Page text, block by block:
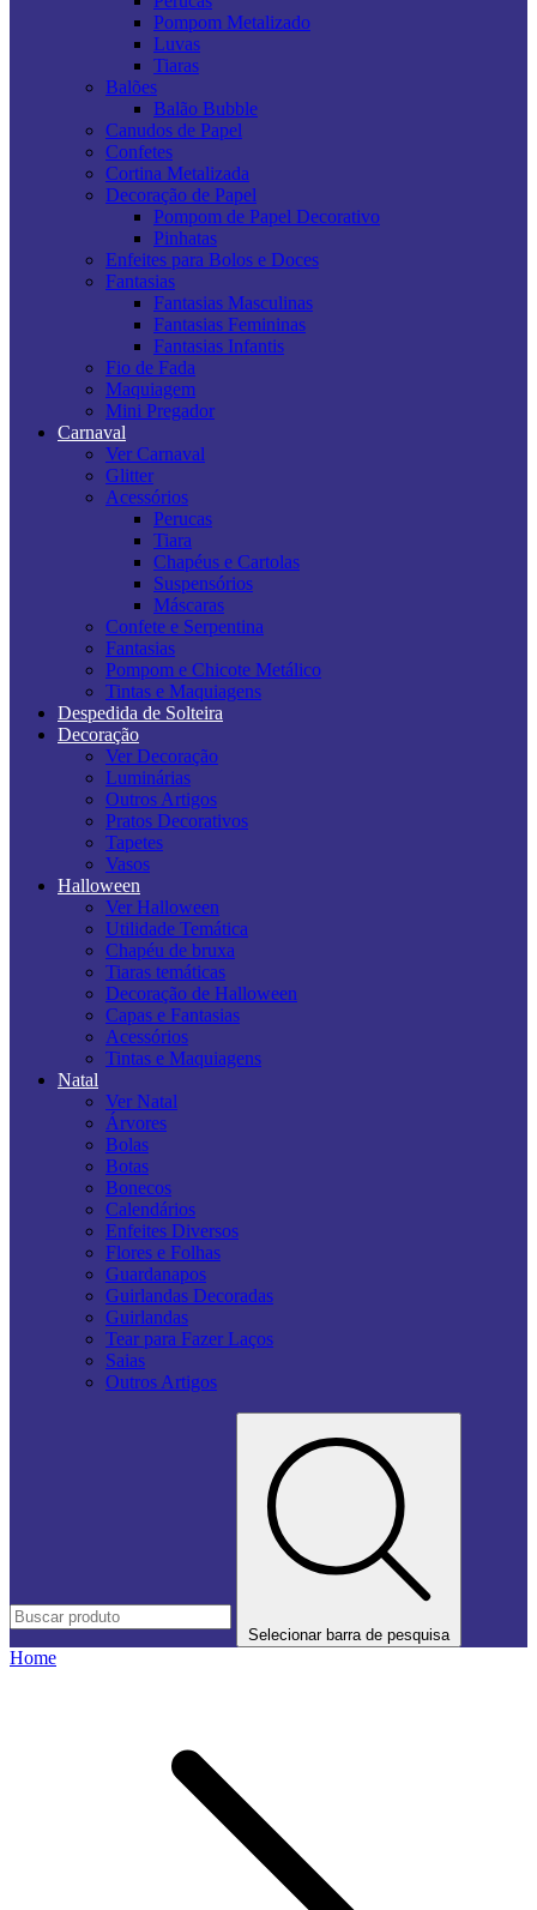
Pompom Metalizado
Luvas
Tiaras
Balões
Balão Bubble
Canudos de Papel
Confetes
Cortina Metalizada
Decoração de Papel
Pompom de Papel Decorativo
Pinhatas
Enfeites para Bolos e Doces
Fantasias
Fantasias Masculinas
Fantasias Femininas
Fantasias Infantis
Fio de Fada
Maquiagem
Mini Pregador
Carnaval
Ver Carnaval
Glitter
Acessórios
Perucas
Tiara
Chapéus e Cartolas
Suspensórios
Máscaras
Confete e Serpentina
Fantasias
Pompom e Chicote Metálico
Tintas e Maquiagens
Despedida de Solteira
Decoração
Ver Decoração
Luminárias
Outros Artigos
Pratos Decorativos
Tapetes
Vasos
Halloween
Ver Halloween
Utilidade Temática
Chapéu de bruxa
Tiaras temáticas
Decoração de Halloween
Capas e Fantasias
Acessórios
Tintas e Maquiagens
Natal
Ver Natal
Árvores
Bolas
Botas
Bonecos
Calendários
Enfeites Diversos
Flores e Folhas
Guardanapos
Guirlandas Decoradas
Guirlandas
Tear para Fazer Laços
Saias
Outros Artigos
Selecionar barra de pesquisa
Home